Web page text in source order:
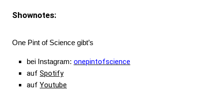
Shownotes:
One Pint of Science gibt’s
bei Instagram: onepintofscience
auf Spotify
auf Youtube